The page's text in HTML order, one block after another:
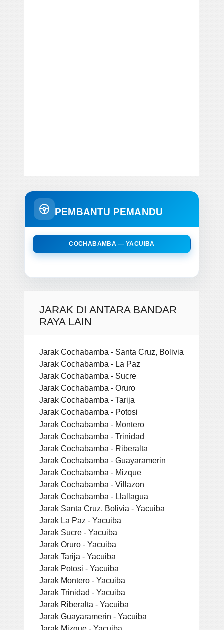
PEMBANTU PEMANDU
COCHABAMBA — YACUIBA
JARAK DI ANTARA BANDAR
RAYA LAIN
Jarak Cochabamba - Santa Cruz, Bolivia
Jarak Cochabamba - La Paz
Jarak Cochabamba - Sucre
Jarak Cochabamba - Oruro
Jarak Cochabamba - Tarija
Jarak Cochabamba - Potosi
Jarak Cochabamba - Montero
Jarak Cochabamba - Trinidad
Jarak Cochabamba - Riberalta
Jarak Cochabamba - Guayaramerin
Jarak Cochabamba - Mizque
Jarak Cochabamba - Villazon
Jarak Cochabamba - Llallagua
Jarak Santa Cruz, Bolivia - Yacuiba
Jarak La Paz - Yacuiba
Jarak Sucre - Yacuiba
Jarak Oruro - Yacuiba
Jarak Tarija - Yacuiba
Jarak Potosi - Yacuiba
Jarak Montero - Yacuiba
Jarak Trinidad - Yacuiba
Jarak Riberalta - Yacuiba
Jarak Guayaramerin - Yacuiba